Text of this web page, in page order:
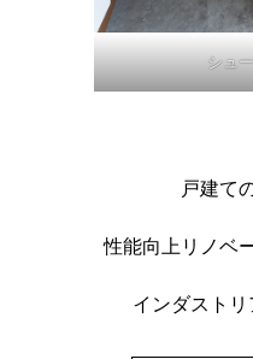
シュ
戸建て
性能向上リノベ
インダスト